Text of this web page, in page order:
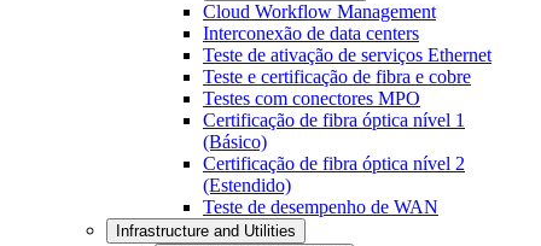
Cloud Workflow Management
Interconexão de data centers
Teste de ativação de serviços Ethernet
Teste e certificação de fibra e cobre
Testes com conectores MPO
Certificação de fibra óptica nível 1
(Básico)
Certificação de fibra óptica nível 2
(Estendido)
Teste de desempenho de WAN
Infrastructure and Utilities